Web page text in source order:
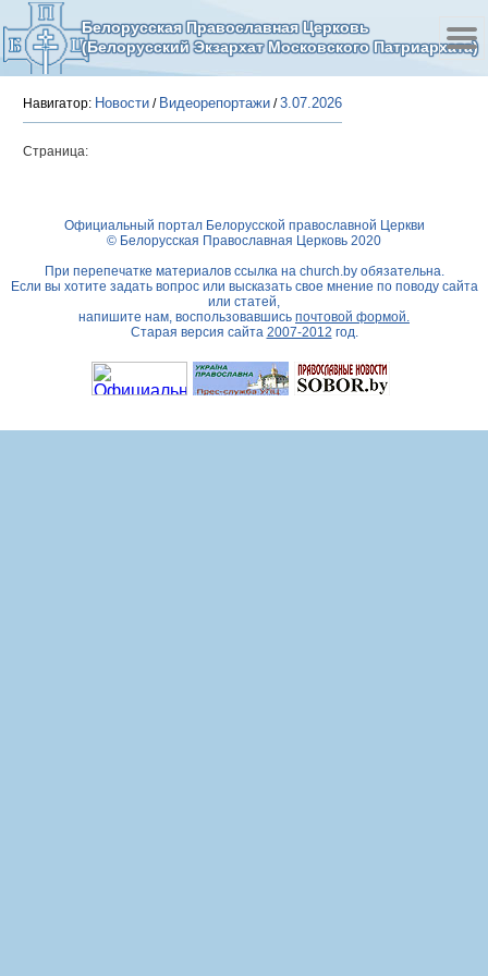
Белорусская Православная Церковь
(Белорусский Экзархат Московского Патриархата)
Навигатор: Новости / Видеорепортажи /3.07.2026
Страница:
Официальный портал Белорусской православной Церкви
© Белорусская Православная Церковь 2020
При перепечатке материалов ссылка на church.byобязательна.
Если вы хотите задать вопрос или высказать свое мнение по поводу сайта
или статей,
напишите нам, воспользовавшись почтовой формой.
Старая версия сайта 2007-2012 год.